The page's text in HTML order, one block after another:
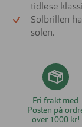
tidløse
Solbrillen
solen.
Fri frakt med
Posten på
over 1000 kr!